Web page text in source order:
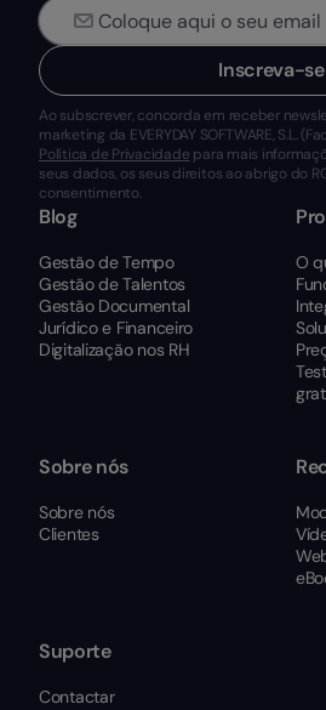
Inscreva-se
Ao subscrever, concorda em receber
marketing da EVERYDAY SOFTWARE, S.L.
Política de Privacidade para mais
seus dados, os seus direitos ao abrigo do
consentimento.
Blog
Gestão de Tempo
Gestão de Talentos
Gestão Documental
Jurídico e Financeiro
Digitalização nos RH
O
Sobre nós
Sobre nós
Clientes
Suporte
Contactar